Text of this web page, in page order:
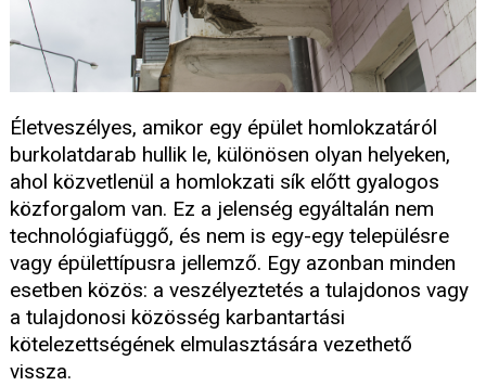
Életveszélyes, amikor egy épület homlokzatáról
burkolatdarab hullik le, különösen olyan helyeken,
ahol közvetlenül a homlokzati sík előtt gyalogos
közforgalom van. Ez a jelenség egyáltalán nem
technológiafüggő, és nem is egy-egy településre
vagy épülettípusra jellemző. Egy azonban minden
esetben közös: a veszélyeztetés a tulajdonos vagy
a tulajdonosi közösség karbantartási
kötelezettségének elmulasztására vezethető
vissza.